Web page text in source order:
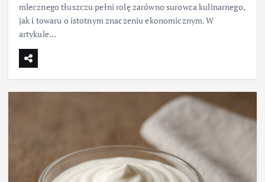
mlecznego tłuszczu pełni rolę zarówno surowca kulinarnego,
jak i towaru o istotnym znaczeniu ekonomicznym. W
artykule…